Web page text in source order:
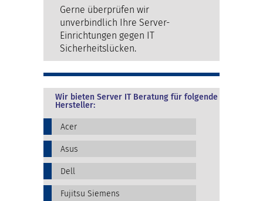
Gerne überprüfen wir
unverbindlich Ihre Server-
Einrichtungen gegen IT
Sicherheitslücken.
Wir bieten Server IT Beratung für folgende
Hersteller:
Acer
Asus
Dell
Fujitsu Siemens